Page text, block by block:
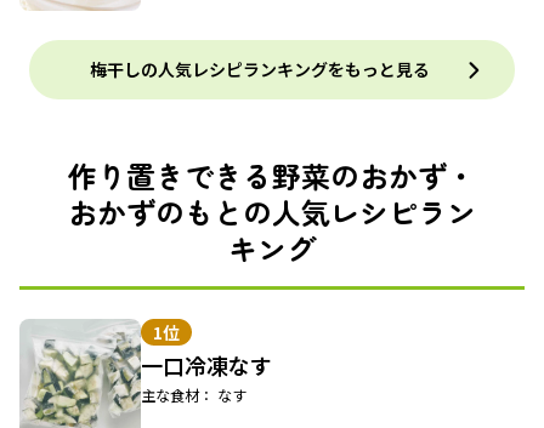
梅干しの人気レシピランキングをもっと見る
作り置きできる野菜のおかず・
おかずのもとの人気レシピラン
キング
1位
一口冷凍なす
主な食材： なす